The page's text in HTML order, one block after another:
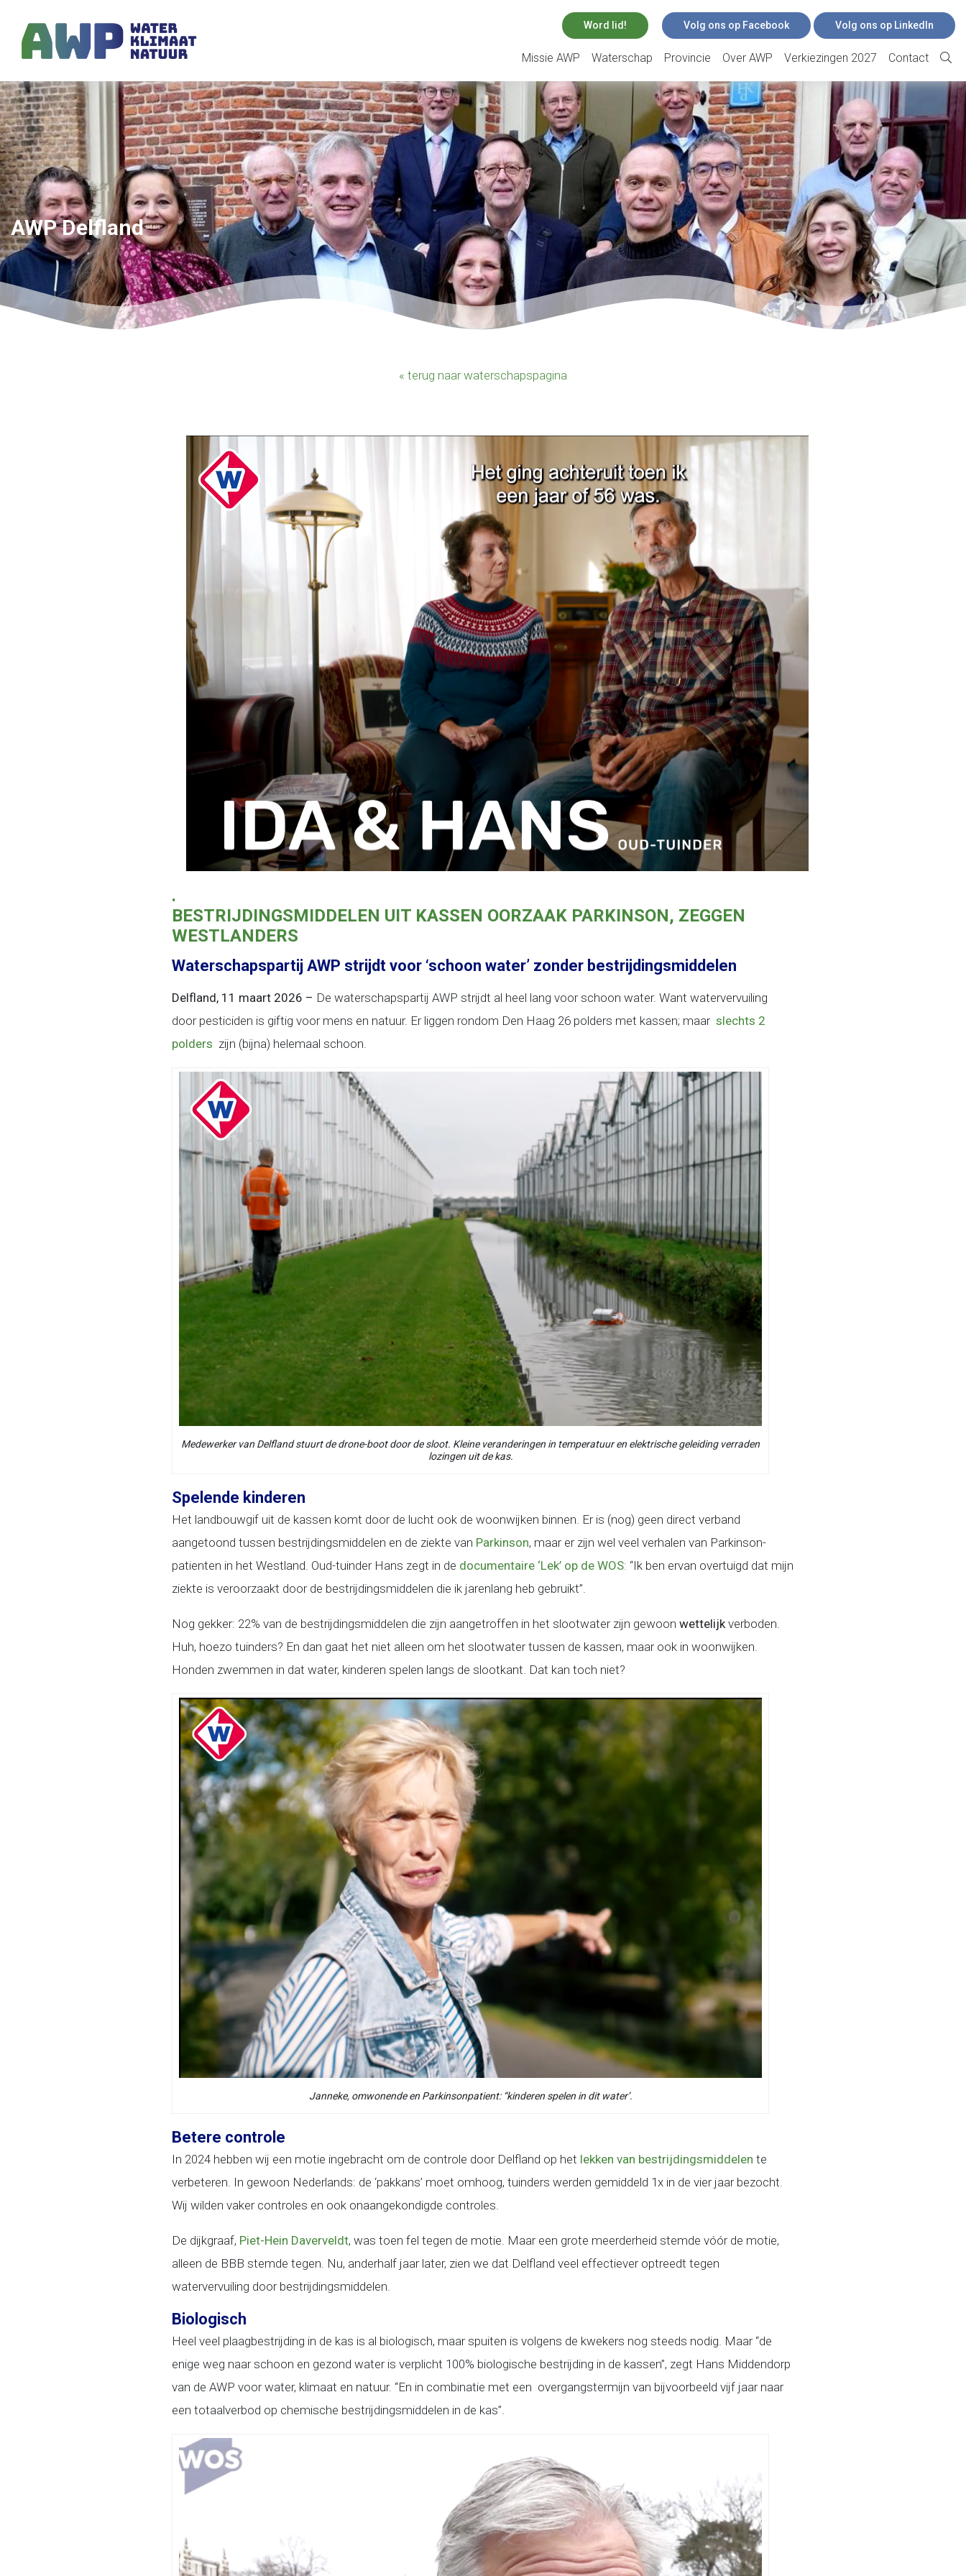
Word lid! Volg ons op Facebook Volg ons op LinkedIn
Missie AWP Waterschap Provincie Over AWP Verkiezingen 2027 Contact
AWP Delfland
« terug naar waterschapspagina
.
BESTRIJDINGSMIDDELEN UIT KASSEN OORZAAK PARKINSON, ZEGGEN
WESTLANDERS
Waterschapspartij AWP strijdt voor ‘schoon water’ zonder bestrijdingsmiddelen
Delfland, 11 maart 2026 – De waterschapspartij AWP strijdt al heel lang voor schoon water. Want watervervuiling
door pesticiden is giftig voor mens en natuur. Er liggen rondom Den Haag 26 polders met kassen; maar slechts 2
polders zijn (bijna) helemaal schoon.
Medewerker van Delfland stuurt de drone-boot door de sloot. Kleine veranderingen in temperatuur en elektrische geleiding verraden
lozingen uit de kas.
Spelende kinderen
Het landbouwgif uit de kassen komt door de lucht ook de woonwijken binnen. Er is (nog) geen direct verband
aangetoond tussen bestrijdingsmiddelen en de ziekte van Parkinson, maar er zijn wel veel verhalen van Parkinson-
patienten in het Westland. Oud-tuinder Hans zegt in de documentaire ‘Lek’ op de WOS: “Ik ben ervan overtuigd dat mijn
ziekte is veroorzaakt door de bestrijdingsmiddelen die ik jarenlang heb gebruikt”.
Nog gekker: 22% van de bestrijdingsmiddelen die zijn aangetroffen in het slootwater zijn gewoon wettelijkverboden.
Huh, hoezo tuinders? En dan gaat het niet alleen om het slootwater tussen de kassen, maar ook in woonwijken.
Honden zwemmen in dat water, kinderen spelen langs de slootkant. Dat kan toch niet?
Janneke, omwonende en Parkinsonpatient: “kinderen spelen in dit water’.
Betere controle
In 2024 hebben wij een motie ingebracht om de controle door Delfland op het lekken van bestrijdingsmiddelen te
verbeteren. In gewoon Nederlands: de ‘pakkans’ moet omhoog, tuinders werden gemiddeld 1x in de vier jaar bezocht.
Wij wilden vaker controles en ook onaangekondigde controles.
De dijkgraaf, Piet-Hein Daverveldt, was toen fel tegen de motie. Maar een grote meerderheid stemde vóór de motie,
alleen de BBB stemde tegen. Nu, anderhalf jaar later, zien we dat Delfland veel effectiever optreedt tegen
watervervuiling door bestrijdingsmiddelen.
Biologisch
Heel veel plaagbestrijding in de kas is al biologisch, maar spuiten is volgens de kwekers nog steeds nodig. Maar “de
enige weg naar schoon en gezond water is verplicht 100% biologische bestrijding in de kassen”, zegt Hans Middendorp
van de AWP voor water, klimaat en natuur. “En in combinatie met een overgangstermijn van bijvoorbeeld vijf jaar naar
een totaalverbod op chemische bestrijdingsmiddelen in de kas”.